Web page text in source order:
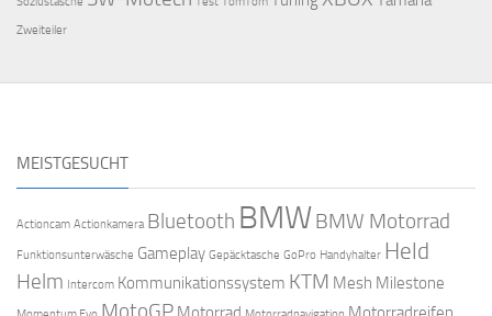
Zweiteiler
MEISTGESUCHT
Actioncam Actionkamera Bluetooth BMWBMW Motorrad
Funktionsunterwäsche Gameplay Gepäcktasche GoPro Handyhalter Held
Helm Intercom Kommunikationssystem KTM Mesh Milestone